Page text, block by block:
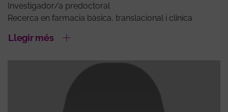
Investigador/a predoctoral
Recerca en farmacia bàsica, translacional i clínica
Llegir més